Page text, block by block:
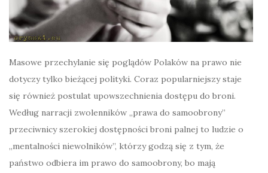
Masowe przechylanie się poglądów Polaków na prawo nie
dotyczy tylko bieżącej polityki. Coraz popularniejszy staje
się również postulat upowszechnienia dostępu do broni.
Według narracji zwolenników „prawa do samoobrony”
przeciwnicy szerokiej dostępności broni palnej to ludzie o
„mentalności niewolników”, którzy godzą się z tym, że
państwo odbiera im prawo do samoobrony, bo mają